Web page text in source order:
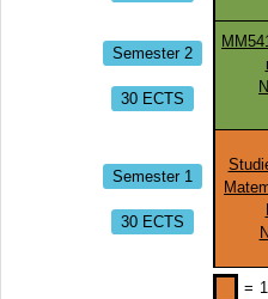
Semester 2
30 ECTS
Semester 1
30 ECTS
=